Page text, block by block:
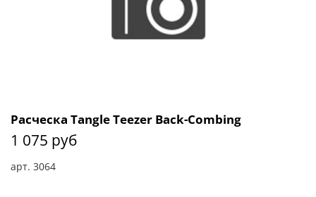
арт. 3064
Расческа Tangle Teezer Back-Combing
1 075 руб